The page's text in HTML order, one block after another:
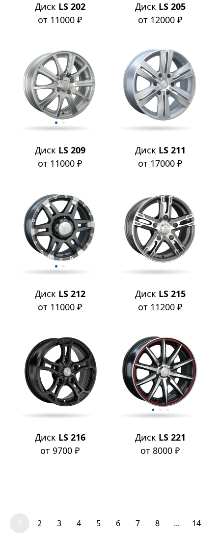
Диск LS 202
от 11000 ₽
Диск LS 205
от 12000 ₽
Диск LS 209
от 11000 ₽
Диск LS 211
от 17000 ₽
Диск LS 212
от 11000 ₽
Диск LS 215
от 11200 ₽
Диск LS 216
от 9700 ₽
Диск LS 221
от 8000 ₽
2 3 4 5 6 7 8 ...
14